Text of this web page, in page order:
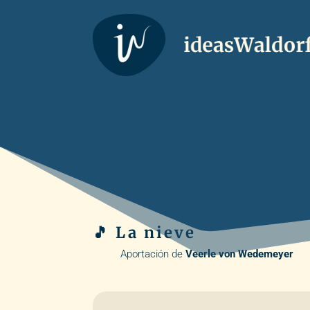
🎵 La nieve
Aportación deVeerle von Wedemeyer